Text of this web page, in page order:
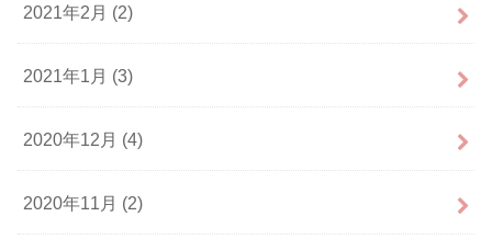
2021年2月 (2)
2021年1月 (3)
2020年12月 (4)
2020年11月 (2)